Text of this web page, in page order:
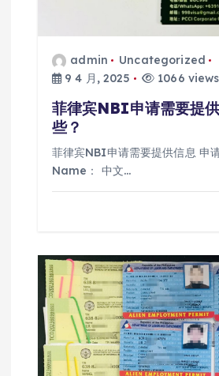
admin
Uncategorized
9 4 月, 2025
1066 views
菲律宾NBI申请需要提
些？
菲律宾NBI申请需要提供信息 申
Name： 中文…